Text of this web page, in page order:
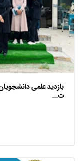
بازدید علمی
ت...